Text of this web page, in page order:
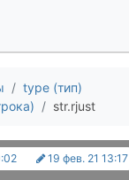
type (тип)
str.rjust
19 фев. 21 13:17